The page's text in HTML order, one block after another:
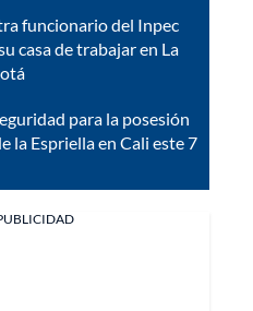
funcionario del Inpec
casa de trabajar en La
para la posesión
la Espriella en Cali este 7